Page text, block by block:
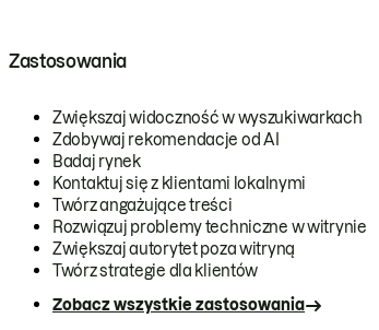
Zastosowania
Zwiększaj widoczność w wyszukiwarkach
Zdobywaj rekomendacje od AI
Badaj rynek
Kontaktuj się z klientami lokalnymi
Twórz angażujące treści
Rozwiązuj problemy techniczne w witrynie
Zwiększaj autorytet poza witryną
Twórz strategie dla klientów
Zobacz wszystkie zastosowania